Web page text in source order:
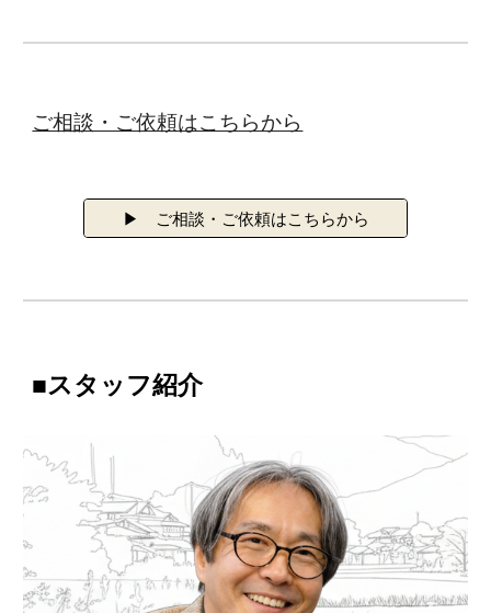
ご相談・ご依頼はこちらから
▶ ご相談・ご依頼はこちらから
■スタッフ紹介